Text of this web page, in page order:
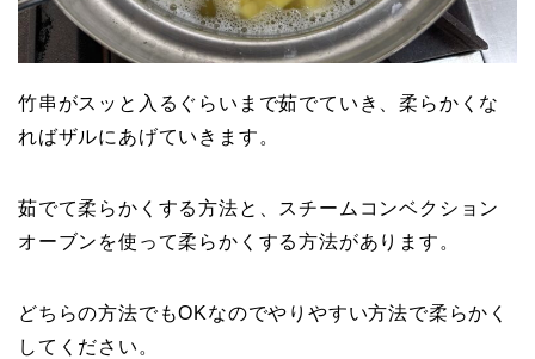
竹串がスッと入るぐらいまで茹でていき、柔らかくな
ればザルにあげていきます。
茹でて柔らかくする方法と、スチームコンベクション
オーブンを使って柔らかくする方法があります。
どちらの方法でもOKなのでやりやすい方法で柔らかく
してください。